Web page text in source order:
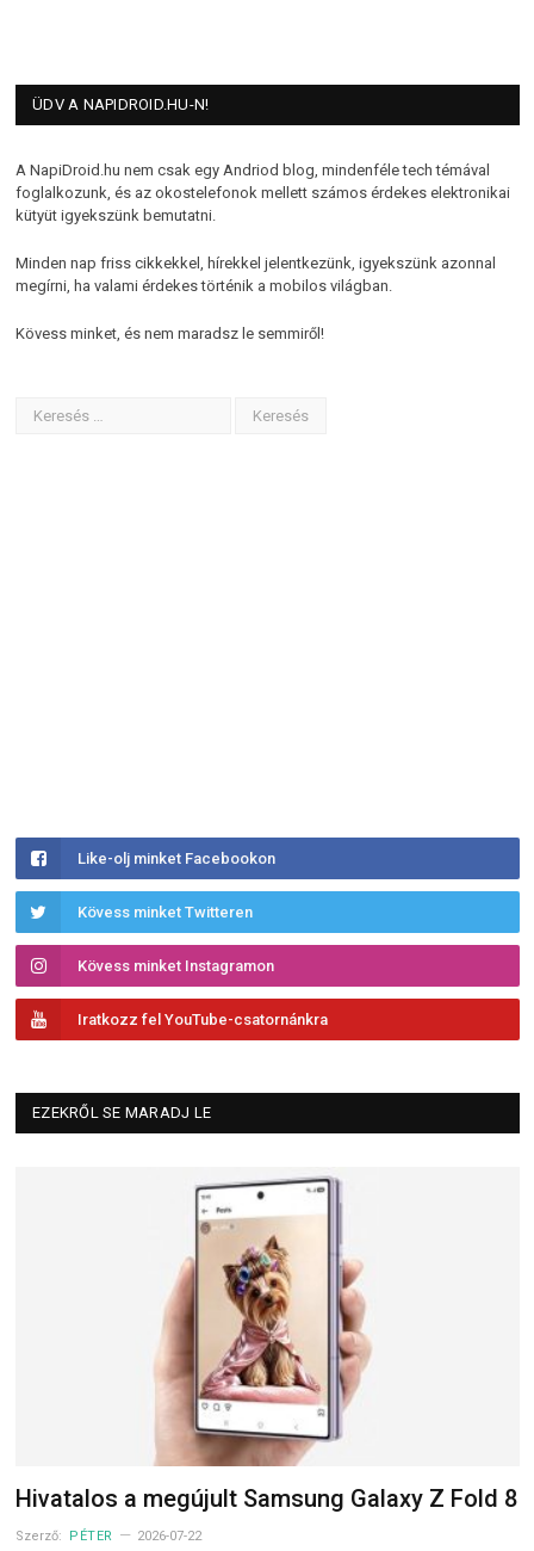
ÜDV A NAPIDROID.HU-N!
A NapiDroid.hu nem csak egy Andriod blog, mindenféle tech témával
foglalkozunk, és az okostelefonok mellett számos érdekes elektronikai
kütyüt igyekszünk bemutatni.
Minden nap friss cikkekkel, hírekkel jelentkezünk, igyekszünk azonnal
megírni, ha valami érdekes történik a mobilos világban.
Kövess minket, és nem maradsz le semmiről!
Like-olj minket Facebookon
Kövess minket Twitteren
Kövess minket Instagramon
Iratkozz fel YouTube-csatornánkra
EZEKRŐL SE MARADJ LE
Hivatalos a megújult Samsung Galaxy Z Fold 8
Szerző: PÉTER 2026-07-22